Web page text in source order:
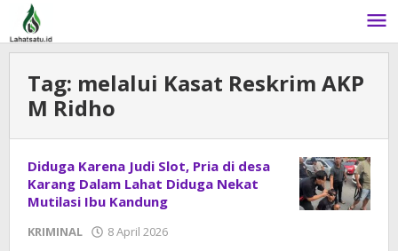
Lewati
konten
Tag: melalui Kasat Reskrim AKP
M Ridho
Diduga Karena Judi Slot, Pria di desa
Karang Dalam Lahat Diduga Nekat
Mutilasi Ibu Kandung
KRIMINAL 8 April 2026